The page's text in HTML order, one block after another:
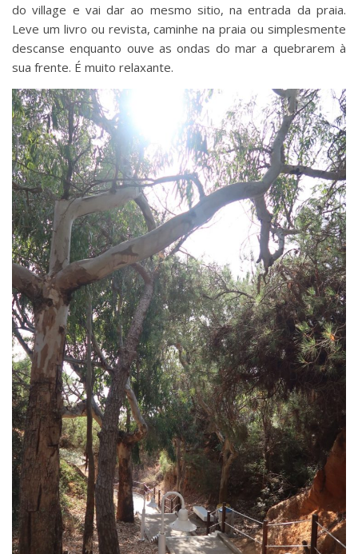
do village e vai dar ao mesmo sitio, na entrada da praia.
Leve um livro ou revista, caminhe na praia ou simplesmente
descanse enquanto ouve as ondas do mar a quebrarem à
sua frente. É muito relaxante.